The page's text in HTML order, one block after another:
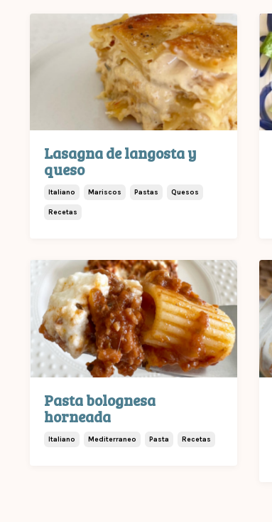
Lasagna de langosta y
queso
Italiano Mariscos Pastas Quesos
Recetas
Pasta bolognesa
horneada
Italiano Mediterraneo Pasta Recetas